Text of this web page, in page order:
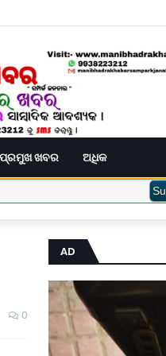
ପ୍ରମୁଖ ଖବର ଅଧିକ
0
AD